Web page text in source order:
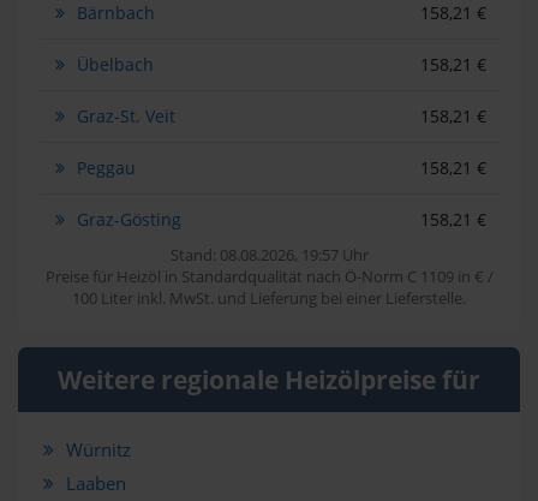
Bärnbach 158,21 €
Übelbach 158,21 €
Graz-St. Veit 158,21 €
Peggau 158,21 €
Graz-Gösting 158,21 €
Stand: 08.08.2026, 19:57 Uhr
Preise für Heizöl in Standardqualität nach Ö-Norm C 1109 in € /
100 Liter inkl. MwSt. und Lieferung bei einer Lieferstelle.
Weitere regionale Heizölpreise für
Würnitz
Laaben